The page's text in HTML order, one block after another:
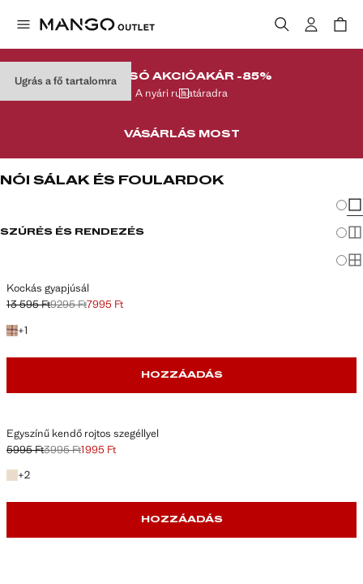
Ugrás a fő tartalomraUTOLSÓ AKCIÓAKÁR -85%
A nyári ruhatáradra
VÁSÁRLÁS MOST
NŐI SÁLAK ÉS FOULARDOK
SZŰRÉS ÉS RENDEZÉS
Kockás gyapjúsál
Kezdeti ár áthúzva [13 595 Ft ]
13 595 Ft
Második ár áthúzva [9295 Ft ]
9295 Ft
Jelenlegi ár [7995 Ft ]
7995 Ft
+1
+ egy szín
HOZZÁADÁS
Egyszínű kendő rojtos szegéllyel
Kezdeti ár áthúzva [5995 Ft ]
5995 Ft
Második ár áthúzva [3995 Ft ]
3995 Ft
Jelenlegi ár [1995 Ft ]
1995 Ft
+2
+ 2 szín
HOZZÁADÁS